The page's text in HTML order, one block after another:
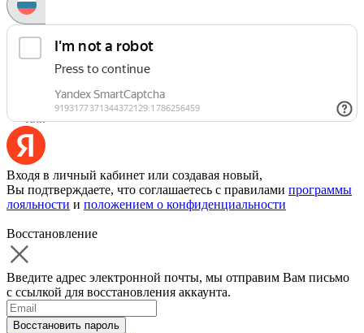
Запросить код
Уже есть аккаунт?Войти
Или
Входя в личный кабинет или создавая новый,
Вы подтверждаете, что соглашаетесь с правилами программы
лояльности и положением о конфиденциальности
Восстановление
Введите адрес электронной почты, мы отправим Вам письмо
с ссылкой для восстановления аккаунта.
Восстановить пароль